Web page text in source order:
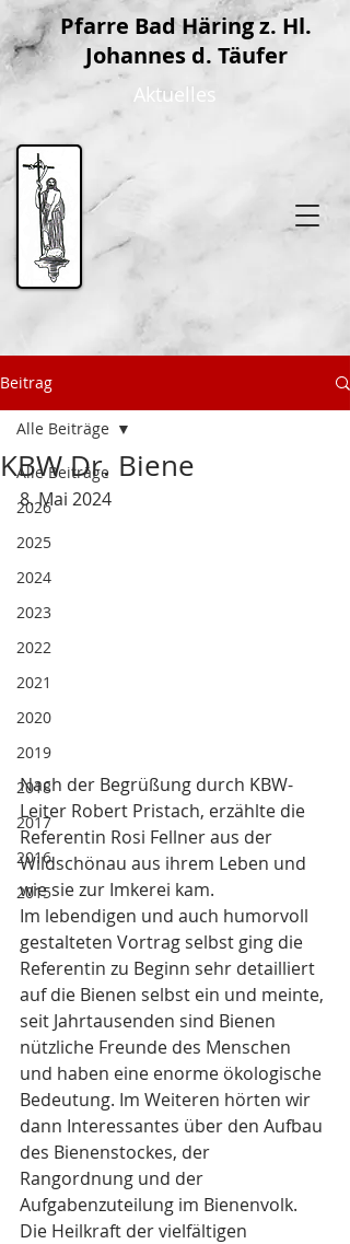
Pfarre Bad Häring z. Hl.
Johannes d. Täufer
Aktuelles
Beitrag
Alle Beiträge
2026
2025
2024
2023
2022
2021
2020
2019
2018
2017
2016
2015
Alle Beiträge
KBW Dr. Biene
8. Mai 2024
Nach der Begrüßung durch KBW-
Leiter Robert Pristach, erzählte die
Referentin Rosi Fellner aus der
Wildschönau aus ihrem Leben und
wie sie zur Imkerei kam.
Im lebendigen und auch humorvoll
gestalteten Vortrag selbst ging die
Referentin zu Beginn sehr detailliert
auf die Bienen selbst ein und meinte,
seit Jahrtausenden sind Bienen
nützliche Freunde des Menschen
und haben eine enorme ökologische
Bedeutung. Im Weiteren hörten wir
dann Interessantes über den Aufbau
des Bienenstockes, der
Rangordnung und der
Aufgabenzuteilung im Bienenvolk.
Die Heilkraft der vielfältigen